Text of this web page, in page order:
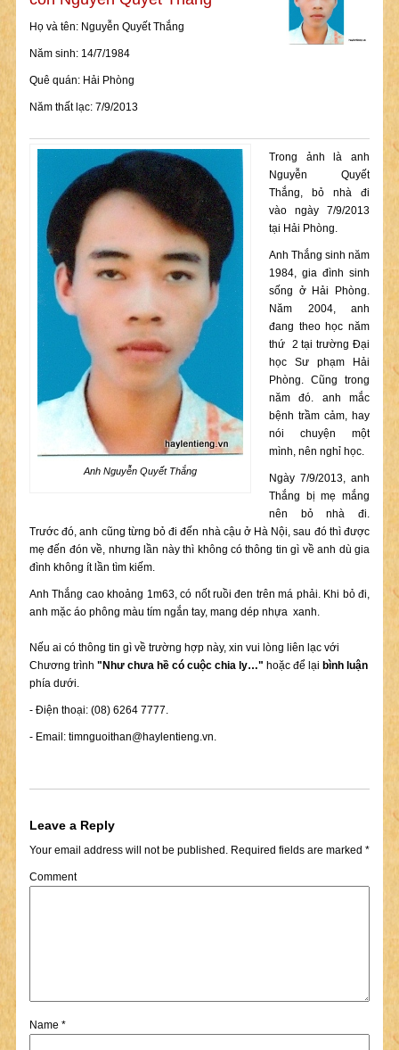
Họ và tên: Nguyễn Quyết Thắng
Năm sinh: 14/7/1984
Quê quán: Hải Phòng
Năm thất lạc: 7/9/2013
Anh Nguyễn Quyết Thắng
Trong ảnh là anh
Nguyễn Quyết
Thắng, bỏ nhà đi
vào ngày 7/9/2013
tại Hải Phòng.
Anh Thắng sinh năm
1984, gia đình sinh
sống ở Hải Phòng.
Năm 2004, anh
đang theo học năm
thứ 2 tại trường Đại
học Sư phạm Hải
Phòng. Cũng trong
năm đó. anh mắc
bệnh trầm cảm, hay
nói chuyện một
mình, nên nghỉ học.
Ngày 7/9/2013, anh
Thắng bị mẹ mắng
nên bỏ nhà đi.
Trước đó, anh cũng từng bỏ đi đến nhà cậu ở Hà Nội, sau đó thì được
mẹ đến đón về, nhưng lần này thì không có thông tin gì về anh dù gia
đình không ít lần tìm kiếm.
Anh Thắng cao khoảng 1m63, có nốt ruồi đen trên má phải. Khi bỏ đi,
anh mặc áo phông màu tím ngắn tay, mang dép nhựa xanh.
Nếu ai có thông tin gì về trường hợp này, xin vui lòng liên lạc với
Chương trình "Như chưa hề có cuộc chia ly…" hoặc để lại bình luận
phía dưới.
- Điện thoại: (08) 6264 7777.
- Email: timnguoithan@haylentieng.vn.
Leave a Reply
Your email address will not be published.Required fields are marked *
Comment
Name *